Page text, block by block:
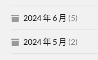
2024 年 6 月 (5)
2024 年 5 月 (2)